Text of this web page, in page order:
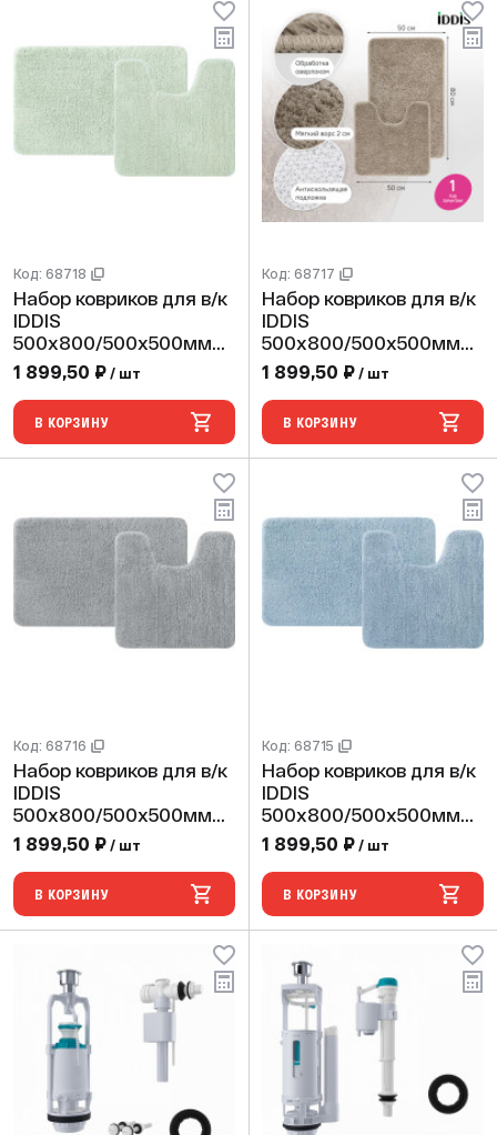
Код: 68718
Набор ковриков для в/к
IDDIS
500х800/500х500мм
микрофибра,светло-
зеленый 20мм
BSET05Mi13
1 899,50 ₽ / шт
В КОРЗИНУ
Код: 68717
Набор ковриков для в/к
IDDIS
500х800/500х500мм
микрофибра,светло-
коричневый 20мм
BSET07Mi13
1 899,50 ₽ / шт
В КОРЗИНУ
Код: 68716
Набор ковриков для в/к
IDDIS
500х800/500х500мм
микрофибра,серый
20мм BSET02Mi13
1 899,50 ₽ / шт
В КОРЗИНУ
Код: 68715
Набор ковриков для в/к
IDDIS
500х800/500х500мм
микрофибра,синий
20мм BSET03Mi13
1 899,50 ₽ / шт
В КОРЗИНУ